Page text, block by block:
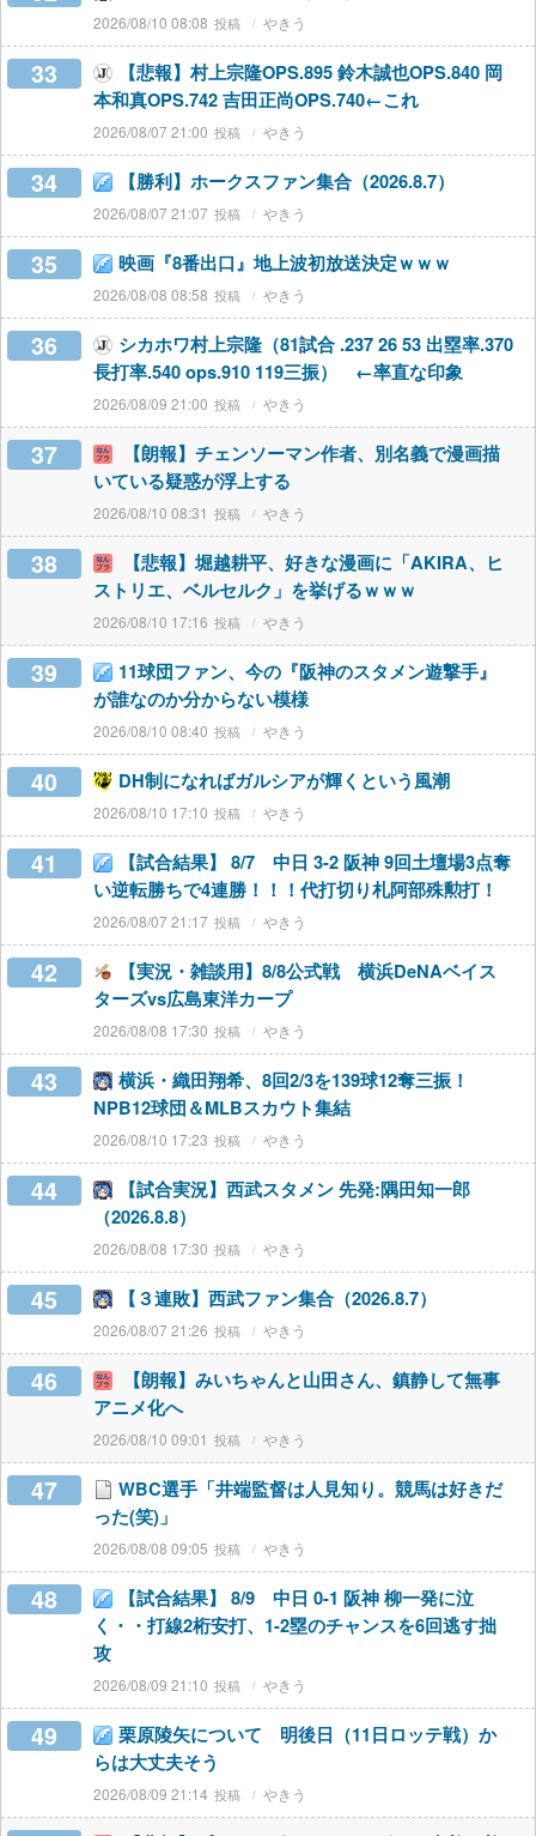
2026/08/10 08:08 やきう
33
【悲報】村上宗隆OPS.895 鈴木誠也OPS.840 岡
本和真OPS.742 吉田正尚OPS.740←これ
2026/08/07 21:00 やきう
34 【勝利】ホークスファン集合（2026.8.7）
2026/08/07 21:07 やきう
35 映画『8番出口』地上波初放送決定ｗｗｗ
2026/08/08 08:58 やきう
36
シカホワ村上宗隆（81試合 .237 26 53 出塁率.370
長打率.540 ops.910 119三振） ←率直な印象
2026/08/09 21:00 やきう
37
【朗報】チェンソーマン作者、別名義で漫画描
いている疑惑が浮上する
2026/08/10 08:31 やきう
38
【悲報】堀越耕平、好きな漫画に「AKIRA、ヒ
ストリエ、ベルセルク」を挙げるｗｗｗ
2026/08/10 17:16 やきう
39
11球団ファン、今の『阪神のスタメン遊撃手』
が誰なのか分からない模様
2026/08/10 08:40 やきう
40 DH制になればガルシアが輝くという風潮
2026/08/10 17:10 やきう
41
【試合結果】 8/7 中日 3-2 阪神 9回土壇場3点奪
い逆転勝ちで4連勝！！！代打切り札阿部殊勲打！
2026/08/07 21:17 やきう
42
【実況・雑談用】8/8公式戦 横浜DeNAベイス
ターズvs広島東洋カープ
2026/08/08 17:30 やきう
43
横浜・織田翔希、8回2/3を139球12奪三振！
NPB12球団＆MLBスカウト集結
2026/08/10 17:23 やきう
44
【試合実況】西武スタメン 先発:隅田知一郎
（2026.8.8）
2026/08/08 17:30 やきう
45 【３連敗】西武ファン集合（2026.8.7）
2026/08/07 21:26 やきう
46
【朗報】みいちゃんと山田さん、鎮静して無事
アニメ化へ
2026/08/10 09:01 やきう
47
WBC選手「井端監督は人見知り。競馬は好きだ
った(笑)」
2026/08/08 09:05 やきう
48
【試合結果】 8/9 中日 0-1 阪神 柳一発に泣
く・・打線2桁安打、1-2塁のチャンスを6回逃す拙
攻
2026/08/09 21:10 やきう
49
栗原陵矢について 明後日（11日ロッテ戦）か
らは大丈夫そう
2026/08/09 21:14 やきう